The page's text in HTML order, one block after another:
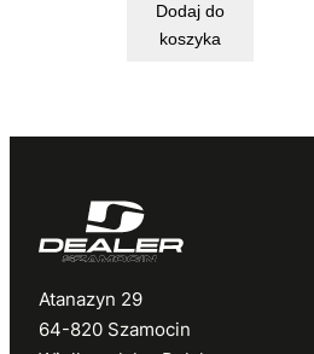
Dodaj do
koszyka
Atanazyn 29
64-820 Szamocin